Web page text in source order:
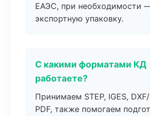
ЕАЭС, при необходимости
экспортную упаковку.
С какими форматами КД
работаете?
Принимаем STEP, IGES, DXF/
PDF, также помогаем